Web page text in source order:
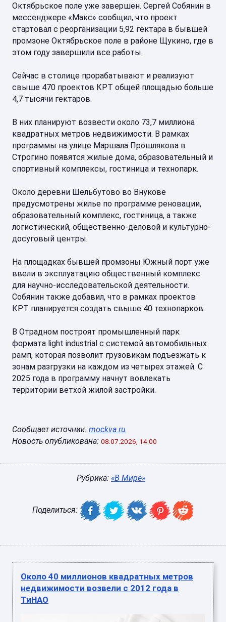
Октябрьское поле уже завершен. Сергей Собянин в
мессенджере «Макс» сообщил, что проект
стартовал с реорганизации 5,92 гектара в бывшей
промзоне Октябрьское поле в районе Щукино, где в
этом году завершили все работы.
Сейчас в столице прорабатывают и реализуют
свыше 470 проектов КРТ общей площадью больше
4,7 тысячи гектаров.
В них планируют возвести около 73,7 миллиона
квадратных метров недвижимости. В рамках
программы на улице Маршала Прошлякова в
Строгино появятся жилые дома, образовательный и
спортивный комплексы, гостиница и технопарк.
Около деревни Шельбутово во Внукове
предусмотрены жилье по программе реновации,
образовательный комплекс, гостиница, а также
логистический, общественно-деловой и культурно-
досуговый центры.
На площадках бывшей промзоны Южный порт уже
ввели в эксплуатацию общественный комплекс
для научно-исследовательской деятельности.
Собянин также добавил, что в рамках проектов
КРТ планируется создать свыше 40 технопарков.
В Отрадном построят промышленный парк
формата light industrial с системой автомобильных
рамп, которая позволит грузовикам подъезжать к
зонам разгрузки на каждом из четырех этажей. С
2025 года в программу начнут вовлекать
территории ветхой жилой застройки.
Сообщает источник: mockva.ru
Новость опубликована: 08.07.2026, 14:00
Рубрика: «В Мире»
Поделиться:
Около 40 миллионов квадратных метров
недвижимости возвели с 2012 года в
ТиНАО